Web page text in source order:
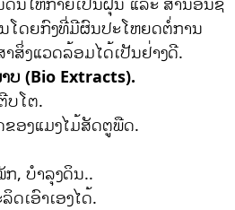
ໂດຍກົງທີ່ມີຜົນປະໂຫຍດຕໍ່ການ
ສິ່ງແວດລ້ອມໄດ້ເປັນຢ່າງດີ.
ບ (Bio Extracts).
ບໂຕ.
ອງແມງໄມ້ສັດຕູພືດ.
, ບໍາລຸງດິນ..
ເອົາເອງໄດ້.